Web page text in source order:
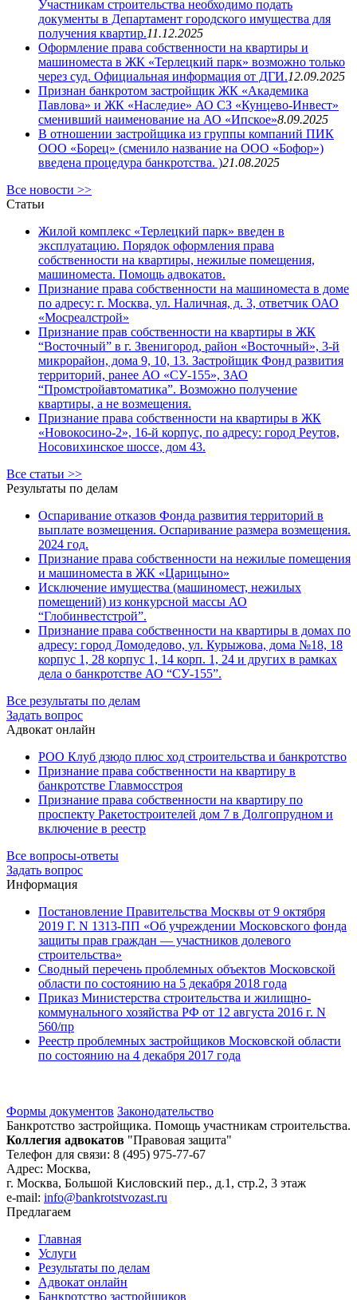
Участникам строительства необходимо подать
документы в Департамент городского имущества для
получения квартир.11.12.2025
Оформление права собственности на квартиры и
машиноместа в ЖК «Терлецкий парк» возможно только
через суд. Официальная информация от ДГИ.12.09.2025
Признан банкротом застройщик ЖК «Академика
Павлова» и ЖК «Наследие» АО СЗ «Кунцево-Инвест»
сменивший наименование на АО «Ипское»8.09.2025
В отношении застройщика из группы компаний ПИК
ООО «Борец» (сменило название на ООО «Бофор»)
введена процедура банкротства. )21.08.2025
Все новости >>
Статьи
Жилой комплекс «Терлецкий парк» введен в
эксплуатацию. Порядок оформления права
собственности на квартиры, нежилые помещения,
машиноместа. Помощь адвокатов.
Признание права собственности на машиноместа в доме
по адресу: г. Москва, ул. Наличная, д. 3, ответчик ОАО
«Мосреалстрой»
Признание прав собственности на квартиры в ЖК
“Восточный” в г. Звенигород, район «Восточный», 3-й
микрорайон, дома 9, 10, 13. Застройщик Фонд развития
территорий, ранее АО «СУ-155», ЗАО
“Промстройавтоматика”. Возможно получение
квартиры, а не возмещения.
Признание права собственности на квартиры в ЖК
«Новокосино-2», 16-й корпус, по адресу: город Реутов,
Носовихинское шоссе, дом 43.
Все статьи >>
Результаты по делам
Оспаривание отказов Фонда развития территорий в
выплате возмещения. Оспаривание размера возмещения.
2024 год.
Признание права собственности на нежилые помещения
и машиноместа в ЖК «Царицыно»
Исключение имущества (машиномест, нежилых
помещений) из конкурсной массы АО
“Глобинвестстрой”.
Признание права собственности на квартиры в домах по
адресу: город Домодедово, ул. Курыжова, дома №18, 18
корпус 1, 28 корпус 1, 14 корп. 1, 24 и других в рамках
дела о банкротстве АО “СУ-155”.
Все результаты по делам
Задать вопрос
Адвокат онлайн
РОО Клуб дзюдо плюс ход строительства и банкротство
Признание права собственности на квартиру в
банкротстве Главмосстроя
Признание права собственности на квартиру по
проспекту Ракетостроителей дом 7 в Долгопрудном и
включение в реестр
Все вопросы-ответы
Задать вопрос
Информация
Постановление Правительства Москвы от 9 октября
2019 Г. N 1313-ПП «Об учреждении Московского фонда
защиты прав граждан — участников долевого
строительства»
Сводный перечень проблемных объектов Московской
области по состоянию на 5 декабря 2018 года
Приказ Министерства строительства и жилищно-
коммунального хозяйства РФ от 12 августа 2016 г. N
560/пр
Реестр проблемных застройщиков Московской области
по состоянию на 4 декабря 2017 года
Формы документов Законодательство
Банкротство застройщика. Помощь участникам строительства.
Коллегия адвокатов "Правовая защита"
Телефон для связи: 8 (495) 975-77-67
Адрес: Москва,
г. Москва, Большой Кисловский пер., д.1, стр.2, 3 этаж
e-mail: info@bankrotstvozast.ru
Предлагаем
Главная
Услуги
Результаты по делам
Адвокат онлайн
Банкротство застройщиков